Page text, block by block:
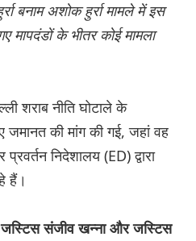
बनाम अशोक हुर्रा मामले में इस
मापदंडों के भीतर कोई मामला
शराब नीति घोटाले के
जमानत की मांग की गई, जहां वह
निदेशालय (ED) द्वारा
हैं।
जस्टिस संजीव खन्ना और जस्टिस